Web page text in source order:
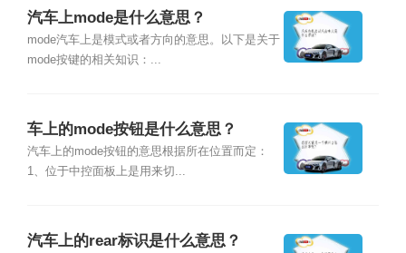
汽车上mode是什么意思？
mode汽车上是模式或者方向的意思。以下是关于
mode按键的相关知识：...
车上的mode按钮是什么意思？
汽车上的mode按钮的意思根据所在位置而定：
1、位于中控面板上是用来切...
汽车上的rear标识是什么意思？